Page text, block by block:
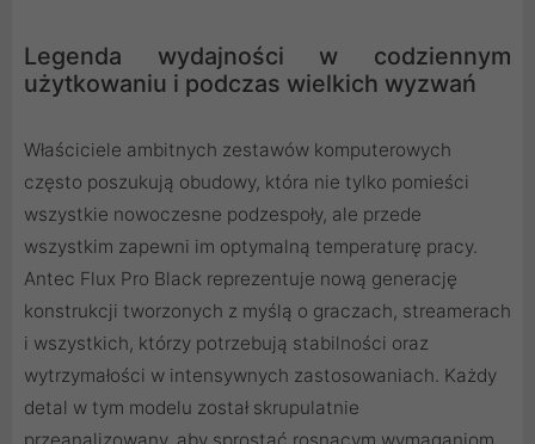
Legenda wydajności w codziennym
użytkowaniu i podczas wielkich wyzwań
Właściciele ambitnych zestawów komputerowych
często poszukują obudowy, która nie tylko pomieści
wszystkie nowoczesne podzespoły, ale przede
wszystkim zapewni im optymalną temperaturę pracy.
Antec Flux Pro Black reprezentuje nową generację
konstrukcji tworzonych z myślą o graczach, streamerach
i wszystkich, którzy potrzebują stabilności oraz
wytrzymałości w intensywnych zastosowaniach. Każdy
detal w tym modelu został skrupulatnie